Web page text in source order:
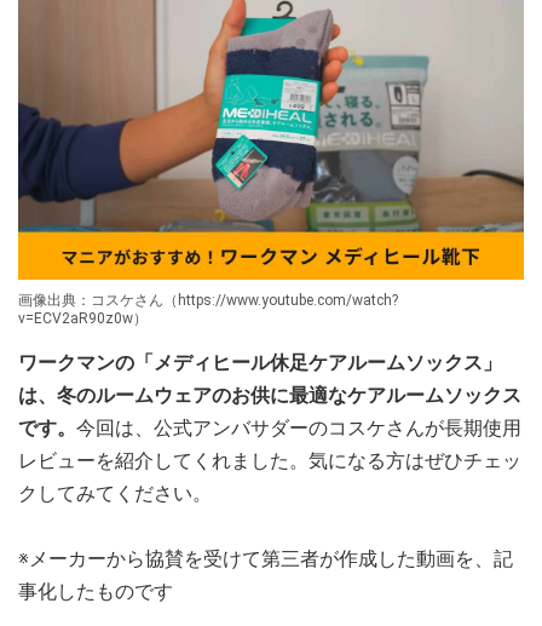
画像出典：コスケさん（https://www.youtube.com/watch?
v=ECV2aR90z0w）
ワークマンの「メディヒール休足ケアルームソックス」
は、冬のルームウェアのお供に最適なケアルームソックス
です。 今回は、公式アンバサダーのコスケさんが長期使用
レビューを紹介してくれました。気になる方はぜひチェッ
クしてみてください。
※メーカーから協賛を受けて第三者が作成した動画を、記
事化したものです